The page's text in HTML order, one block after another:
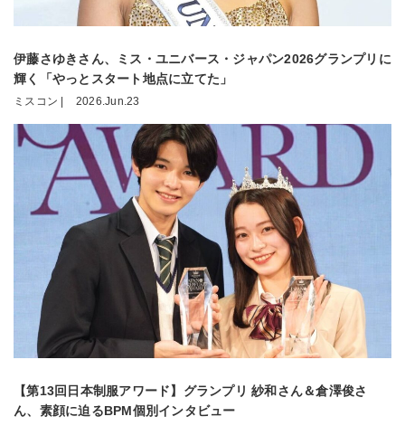
伊藤さゆきさん、ミス・ユニバース・ジャパン2026グランプリに
輝く「やっとスタート地点に立てた」
ミスコン | 2026.Jun.23
【第13回日本制服アワード】グランプリ 紗和さん＆倉澤俊さ
ん、素顔に迫るBPM個別インタビュー